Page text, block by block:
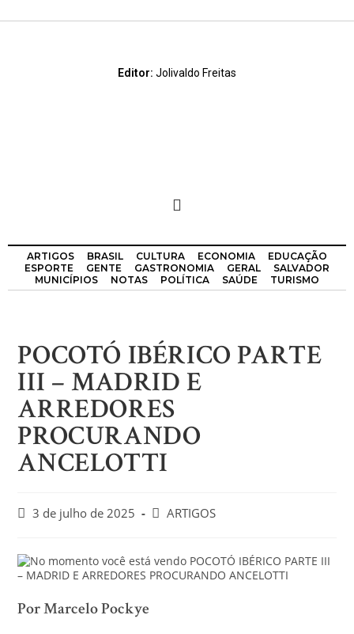
Editor: Jolivaldo Freitas
ARTIGOS BRASIL CULTURA ECONOMIA
EDUCAÇÃO
ESPORTE
GENTE GASTRONOMIA GERAL
SALVADOR
MUNICÍPIOS
NOTAS POLÍTICA SAÚDE TURISMO
POCOTÓ IBÉRICO PARTE
III – MADRID E
ARREDORES
PROCURANDO
ANCELOTTI
3 de julho de 2025 ARTIGOS
Por Marcelo Pockye